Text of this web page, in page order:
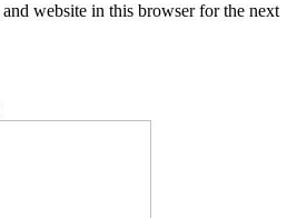
website in this browser for the next